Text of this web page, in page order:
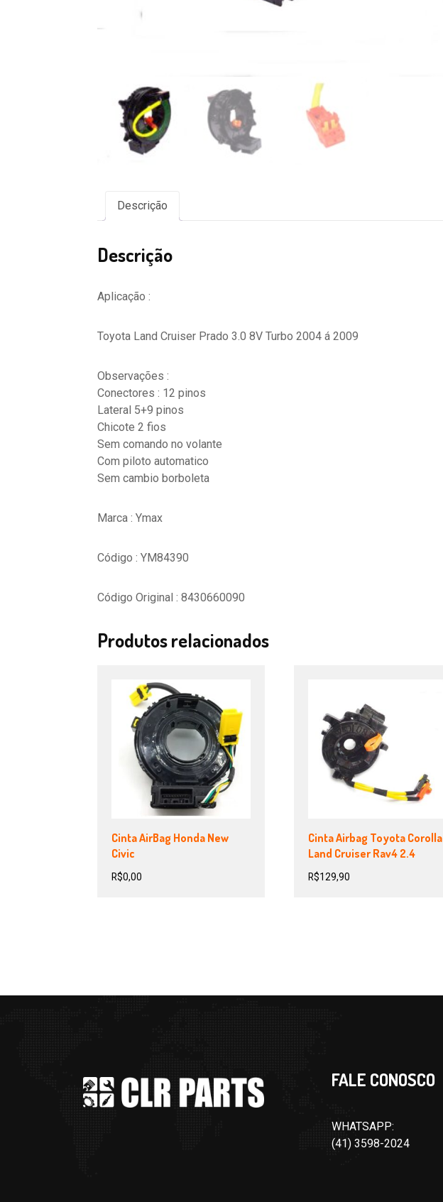
Descrição
Descrição
Aplicação :
Toyota Land Cruiser Prado 3.0 8V Turbo 2004 á 2009
Observações :
Conectores : 12 pinos
Lateral 5+9 pinos
Chicote 2 fios
Sem comando no volante
Com piloto automatico
Sem cambio borboleta
Marca : Ymax
Código : YM84390
Código Original : 8430660090
Produtos relacionados
Cinta AirBag Honda New
Civic
R$0,00
Cinta Airbag Toyota Corolla
Land Cruiser Rav4 2.4
R$129,90
FALE CONOSCO
WHATSAPP:
(41) 3598-2024